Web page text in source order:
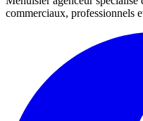
commerciaux, professionnels